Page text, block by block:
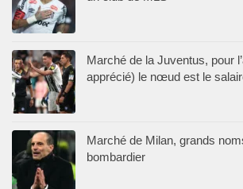
Marché de la Juventus, pour
apprécié) le nœud est le
Marché de Milan, grands
bombardier